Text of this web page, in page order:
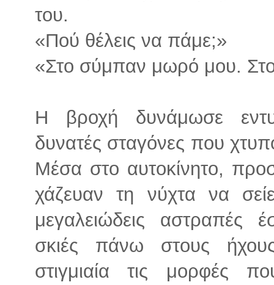
του.
«Πού θέλεις να πάμε;»
«Στο σύμπαν μωρό μου.
Η βροχή δυνάμωσε
δυνατές σταγόνες που
Μέσα στο αυτοκίνητο,
χάζευαν τη νύχτα να
μεγαλειώδεις αστραπές
σκιές πάνω στους
στιγμιαία τις μορφές